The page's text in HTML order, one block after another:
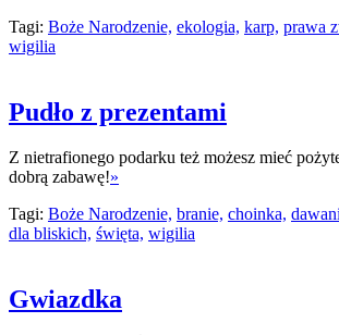
Tagi: Boże Narodzenie, ekologia, karp, prawa
wigilia
Pudło z prezentami
Z nietrafionego podarku też możesz mieć
dobrą zabawę!»
Tagi: Boże Narodzenie, branie, choinka,
dla bliskich, święta, wigilia
Gwiazdka